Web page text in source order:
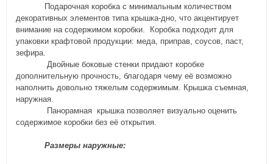
Подарочная коробка с минимальным количеством
декоративных элементов типа крышка-дно, что акцентирует
внимание на содержимом коробки. Коробка подходит для
упаковки крафтовой продукции: меда, приправ, соусов, паст,
зефира.
Двойные боковые стенки придают коробке
дополнительную прочность, благодаря чему её возможно
наполнить довольно тяжелым содержимым. Крышка съемная,
наружная.
Панорамная крышка позволяет визуально оценить
содержимое коробки без её открытия.
Размеры наружные: